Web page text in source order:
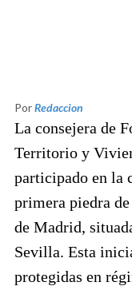
PorRedaccion
La consejera de
Territorio y
participado en la
primera piedra
de Madrid,
Sevilla. Esta
protegidas en